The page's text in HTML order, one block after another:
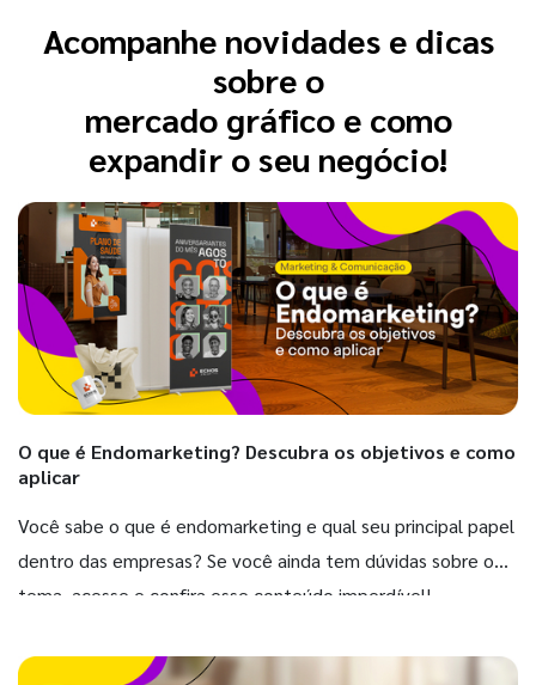
Acompanhe novidades e dicas
sobre o
mercado gráfico e como
expandir o seu negócio!
O que é Endomarketing? Descubra os objetivos e como
aplicar
Você sabe o que é endomarketing e qual seu principal papel
dentro das empresas? Se você ainda tem dúvidas sobre o
tema, acesse e confira esse conteúdo imperdível!